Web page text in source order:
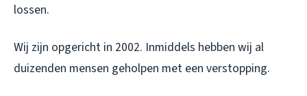
lossen.
Wij zijn opgericht in 2002. Inmiddels hebben wij al
duizenden mensen geholpen met een verstopping.